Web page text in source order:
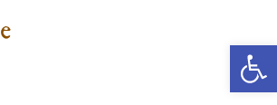
פתח סרגל נגישות